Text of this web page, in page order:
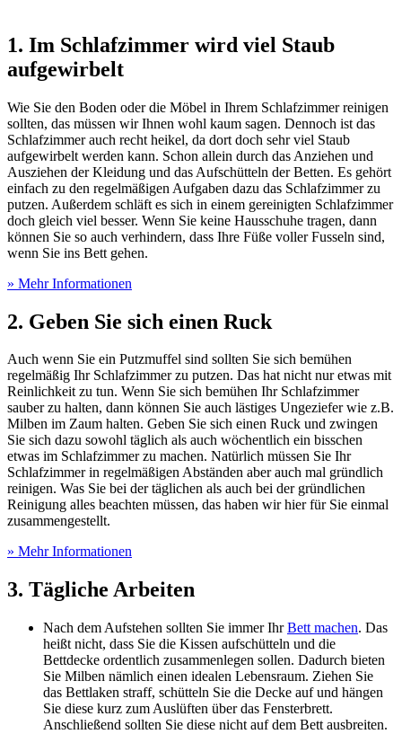
1. Im Schlafzimmer wird viel Staub
aufgewirbelt
Wie Sie den Boden oder die Möbel in Ihrem Schlafzimmer reinigen
sollten, das müssen wir Ihnen wohl kaum sagen. Dennoch ist das
Schlafzimmer auch recht heikel, da dort doch sehr viel Staub
aufgewirbelt werden kann. Schon allein durch das Anziehen und
Ausziehen der Kleidung und das Aufschütteln der Betten. Es gehört
einfach zu den regelmäßigen Aufgaben dazu das Schlafzimmer zu
putzen. Außerdem schläft es sich in einem gereinigten Schlafzimmer
doch gleich viel besser. Wenn Sie keine Hausschuhe tragen, dann
können Sie so auch verhindern, dass Ihre Füße voller Fusseln sind,
wenn Sie ins Bett gehen.
» Mehr Informationen
2. Geben Sie sich einen Ruck
Auch wenn Sie ein Putzmuffel sind sollten Sie sich bemühen
regelmäßig Ihr Schlafzimmer zu putzen. Das hat nicht nur etwas mit
Reinlichkeit zu tun. Wenn Sie sich bemühen Ihr Schlafzimmer
sauber zu halten, dann können Sie auch lästiges Ungeziefer wie z.B.
Milben im Zaum halten. Geben Sie sich einen Ruck und zwingen
Sie sich dazu sowohl täglich als auch wöchentlich ein bisschen
etwas im Schlafzimmer zu machen. Natürlich müssen Sie Ihr
Schlafzimmer in regelmäßigen Abständen aber auch mal gründlich
reinigen. Was Sie bei der täglichen als auch bei der gründlichen
Reinigung alles beachten müssen, das haben wir hier für Sie einmal
zusammengestellt.
» Mehr Informationen
3. Tägliche Arbeiten
Nach dem Aufstehen sollten Sie immer IhrBett machen. Das
heißt nicht, dass Sie die Kissen aufschütteln und die
Bettdecke ordentlich zusammenlegen sollen. Dadurch bieten
Sie Milben nämlich einen idealen Lebensraum. Ziehen Sie
das Bettlaken straff, schütteln Sie die Decke auf und hängen
Sie diese kurz zum Auslüften über das Fensterbrett.
Anschließend sollten Sie diese nicht auf dem Bett ausbreiten.